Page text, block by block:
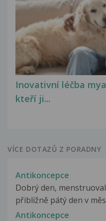
Inovativní léčba
kteří ji...
VÍCE DOTAZŮ Z PORADNY
Antikoncepce
Dobrý den,
přibližně pátý den v
Antikoncepce